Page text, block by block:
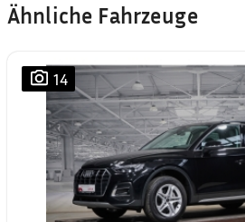
Ähnliche Fahrzeuge
14